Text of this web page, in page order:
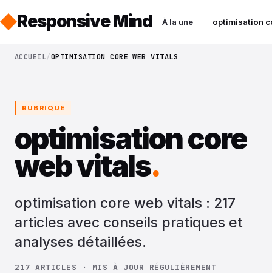
Responsive Mind À la une optimisation
ACCUEIL OPTIMISATION CORE WEB VITALS
RUBRIQUE
optimisation core
web vitals.
optimisation core web vitals : 217
articles avec conseils pratiques et
analyses détaillées.
217 ARTICLES · MIS À JOUR RÉGULIÈREMENT